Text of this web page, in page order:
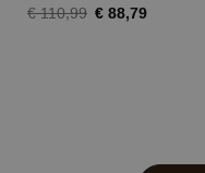
€ 110,99 € 88,79